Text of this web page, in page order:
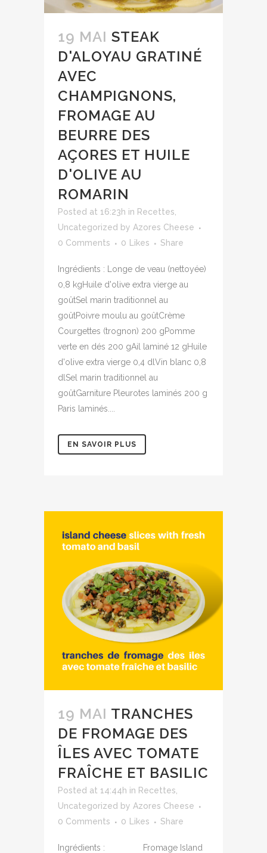
19 MAI STEAK
D'ALOYAU GRATINÉ
AVEC
CHAMPIGNONS,
FROMAGE AU
BEURRE DES
AÇORES ET HUILE
D'OLIVE AU
ROMARIN
Posted at 16:23h in Recettes
Uncategorized by Azores Cheese
0 Comments
0 Likes Share
Ingrédients : Longe de veau (nettoyée)
0,8 kgHuile d'olive extra vierge au
goûtSel marin traditionnel au
goûtPoivre moulu au goûtCrème
Courgettes (trognon) 200 gPomme
verte en dés 200 gAil laminé 12 gHuile
d'olive extra vierge 0,4 dlVin blanc 0,8
dlSel marin traditionnel au
goûtGarniture Pleurotes laminés 200 g
Paris laminés....
EN SAVOIR PLUS
19 MAI TRANCHES
DE FROMAGE DES
ÎLES AVEC TOMATE
FRAÎCHE ET BASILIC
Posted at 14:44h in Recettes
Uncategorized by Azores Cheese
0 Comments
0 Likes Share
Ingrédients : Fromage Island